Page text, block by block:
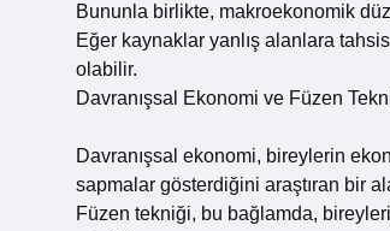
Bununla birlikte, makroekonomik
Eğer kaynaklar yanlış alanlara
olabilir.
Davranışsal Ekonomi ve Füzen
Davranışsal ekonomi, bireylerin
sapmalar gösterdiğini araştıran bir
Füzen tekniği, bu bağlamda,